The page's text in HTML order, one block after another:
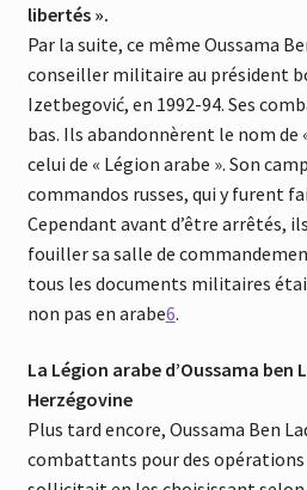
libertés ».
Par la suite, ce même Oussama
conseiller militaire au président
Izetbegović, en 1992-94. Ses
bas. Ils abandonnèrent le nom de
celui de « Légion arabe ». Son
commandos russes, qui y furent
Cependant avant d’être arrêtés,
fouiller sa salle de
tous les documents militaires
non pas en arabe6.
La Légion arabe d’Oussama ben
Herzégovine
Plus tard encore, Oussama Ben
combattants pour des